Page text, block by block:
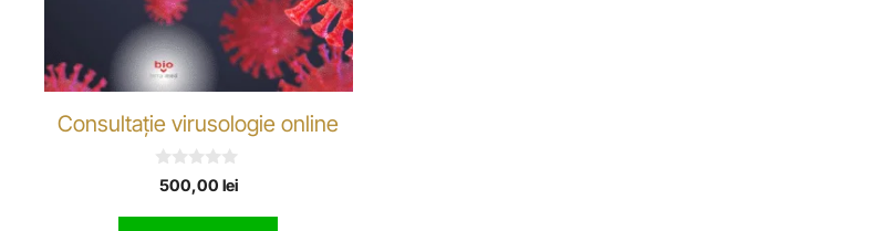
Consultație virusologie online
0
o500,00 lei